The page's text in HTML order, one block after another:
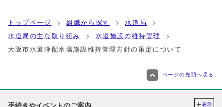
トップページ 組織から探す
水道局
水道局の主な取り組み
水道施設の維持管理
大阪市水道浄配水場施設維持管理方針の策定について
ページの先頭へ戻る
手続きやイベントのご案内 表示